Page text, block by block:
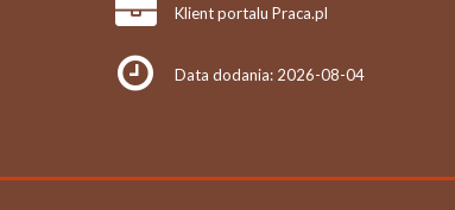
Klient portalu Praca.pl
Data dodania: 2026-08-04